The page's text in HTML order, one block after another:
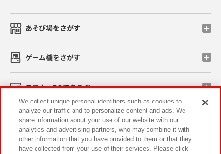
あそび場をさがす
ゲーム機をさがす
スマホ・PCであそぶ
イベント・キャンペーン
We collect unique personal identifiers such as cookies to
analyze our traffic and to personalize content and ads. We
share information about your use of our website with our
analytics and advertising partners, who may combine it with
other information that you have provided to them or that they
have collected from your use of their services. Please click